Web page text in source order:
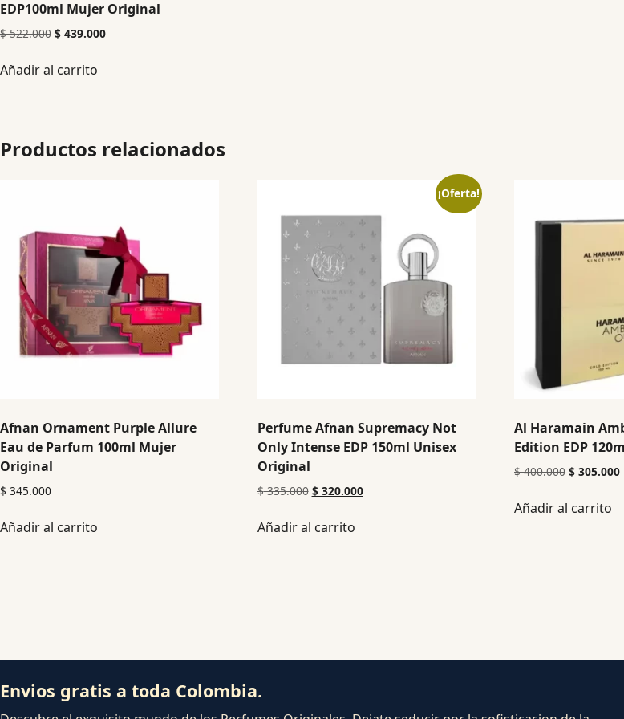
EDP100ml Mujer Original
$522.000 $ 439.000
Añadir al carrito
Productos relacionados
Afnan Ornament Purple Allure
Eau de Parfum 100ml Mujer
Original
$ 345.000
Añadir al carrito
¡Oferta!
Perfume Afnan Supremacy Not
Only Intense EDP 150ml Unisex
Original
$335.000 $320.000
Añadir al carrito
Al Haramain
Edition EDP
$400.000 $ 305.000
Añadir al carrito
Envios gratis a toda Colombia.